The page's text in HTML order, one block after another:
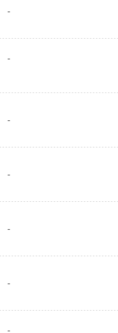
-
-
-
-
-
-
-